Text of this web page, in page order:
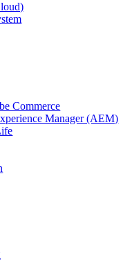
Commerce
Manager (AEM)